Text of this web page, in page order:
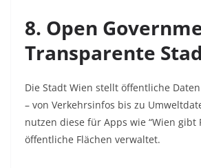
8. Open
Transparente
Die Stadt Wien stellt öffentliche
– von Verkehrsinfos bis zu
nutzen diese für Apps wie “Wien gibt
öffentliche Flächen verwaltet.